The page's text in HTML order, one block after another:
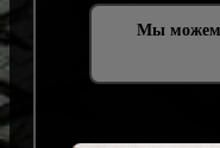
Мы можем